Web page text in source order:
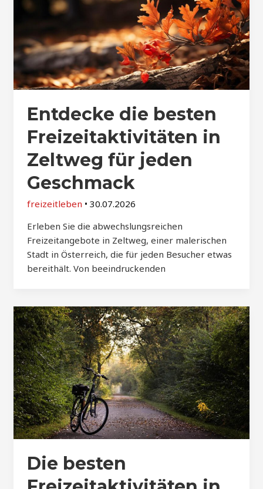
Entdecke die besten
Freizeitaktivitäten in
Zeltweg für jeden
Geschmack
freizeitleben • 30.07.2026
Erleben Sie die abwechslungsreichen
Freizeitangebote in Zeltweg, einer malerischen
Stadt in Österreich, die für jeden Besucher etwas
bereithält. Von beeindruckenden
Die besten